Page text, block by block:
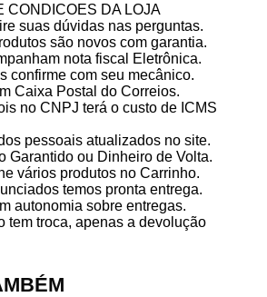
CONDICOES DA LOJA
suas dúvidas nas perguntas.
são novos com garantia.
nota fiscal Eletrônica.
confirme com seu mecânico.
Caixa Postal do Correios.
no CNPJ terá o custo de ICMS
pessoais atualizados no site.
Garantido ou Dinheiro de Volta.
vários produtos no Carrinho.
temos pronta entrega.
autonomia sobre entregas.
tem troca, apenas a devolução